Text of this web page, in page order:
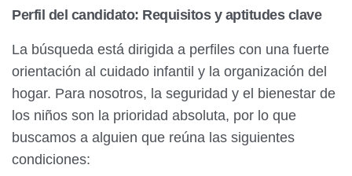
Perfil del candidato: Requisitos y aptitudes clave
La búsqueda está dirigida a perfiles con una fuerte
orientación al cuidado infantil y la organización del
hogar. Para nosotros, la seguridad y el bienestar de
los niños son la prioridad absoluta, por lo que
buscamos a alguien que reúna las siguientes
condiciones: